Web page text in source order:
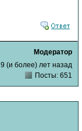
Модератор
9 (и более) лет назад
Посты: 651